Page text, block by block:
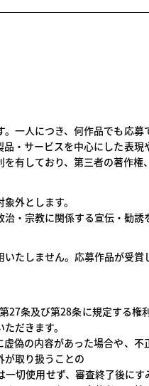
一人につき、何作品でも応
・サービスを中心にした表
有しており、第三者の著作権
外とします。
宗教に関係する宣伝・勧誘
たしません。応募作品が受
27条及び第28条に規定する
だきます。
偽の内容があった場合や、
が取り扱うことの
切使用せず、審査終了後に